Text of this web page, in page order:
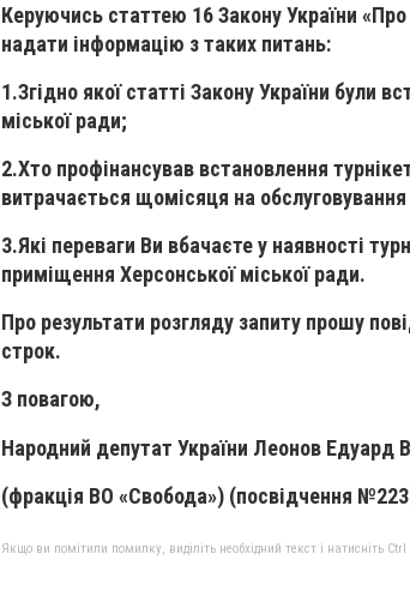
Керуючись статтею 16 Закону України
надати інформацію з таких питань:
1.Згідно якої статті Закону України були
міської ради;
2.Хто профінансував встановлення
витрачається щомісяця на обслуговування
3.Які переваги Ви вбачаєте у наявності
приміщення Херсонської міської ради.
Про результати розгляду запиту прошу
строк.
З повагою,
Народний депутат України Леонов Едуард
(фракція ВО «Свобода») (посвідчення
Якщо ви помітили помилку, виділіть необхідний текст і натисніть